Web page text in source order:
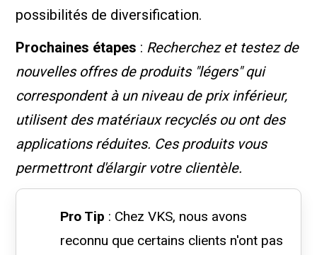
possibilités de diversification.
Prochaines étapes : Recherchez et testez de
nouvelles offres de produits "légers" qui
correspondent à un niveau de prix inférieur,
utilisent des matériaux recyclés ou ont des
applications réduites. Ces produits vous
permettront d'élargir votre clientèle.
Pro Tip : Chez VKS, nous avons
reconnu que certains clients n'ont pas